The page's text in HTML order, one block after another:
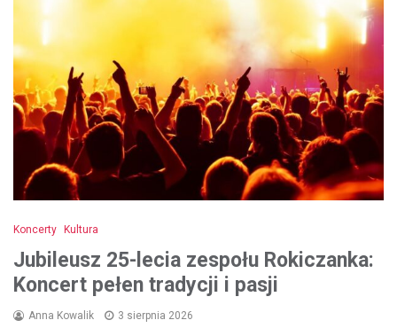
Koncerty Kultura
Jubileusz 25-lecia zespołu Rokiczanka:
Koncert pełen tradycji i pasji
Anna Kowalik 3 sierpnia 2026